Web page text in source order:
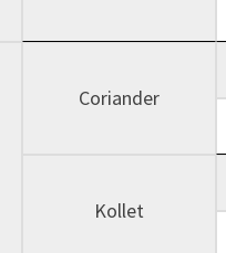
Coriander
Kollet